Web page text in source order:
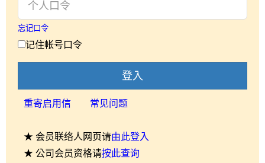
忘记口令
记住帐号口令
登入
重寄启用信 常见问题
★ 会员联络人网页请由此登入
★ 公司会员资格请按此查询